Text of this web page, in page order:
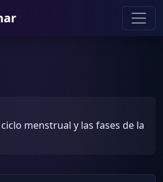
menstrual y las fases de la